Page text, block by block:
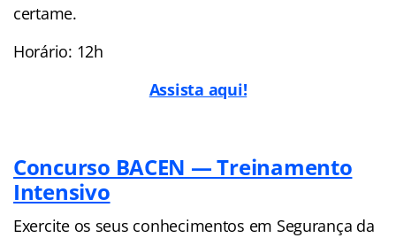
certame.
Horário: 12h
Assista aqui!
Concurso BACEN — Treinamento
Intensivo
Exercite os seus conhecimentos em Segurança da